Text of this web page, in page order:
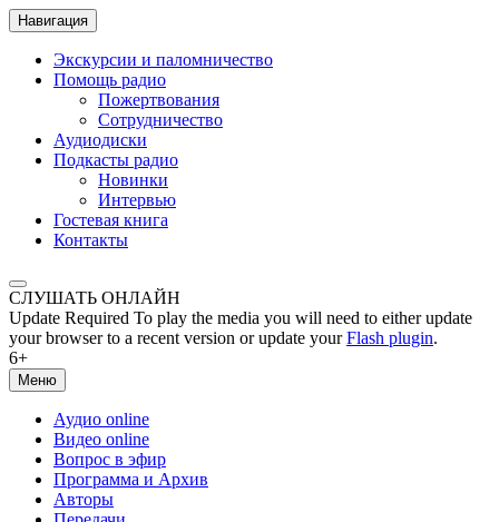
Навигация
Экскурсии и паломничество
Помощь радио
Пожертвования
Сотрудничество
Аудиодиски
Подкасты радио
Новинки
Интервью
Гостевая книга
Контакты
СЛУШАТЬ ОНЛАЙН
Update Required To play the media you will need to either update
your browser to a recent version or update yourFlash plugin.
6+
Меню
Аудио online
Видео online
Вопрос в эфир
Программа и Архив
Авторы